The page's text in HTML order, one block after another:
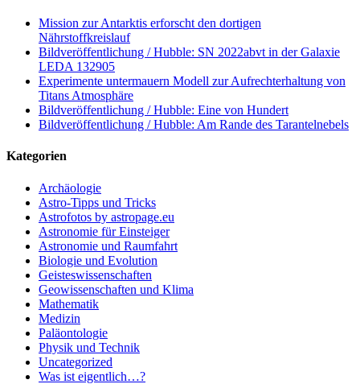
Mission zur Antarktis erforscht den dortigen
Nährstoffkreislauf
Bildveröffentlichung / Hubble: SN 2022abvt in der Galaxie
LEDA 132905
Experimente untermauern Modell zur Aufrechterhaltung von
Titans Atmosphäre
Bildveröffentlichung / Hubble: Eine von Hundert
Bildveröffentlichung / Hubble: Am Rande des Tarantelnebels
Kategorien
Archäologie
Astro-Tipps und Tricks
Astrofotos by astropage.eu
Astronomie für Einsteiger
Astronomie und Raumfahrt
Biologie und Evolution
Geisteswissenschaften
Geowissenschaften und Klima
Mathematik
Medizin
Paläontologie
Physik und Technik
Uncategorized
Was ist eigentlich…?